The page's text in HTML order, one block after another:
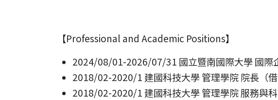
【Professional and Academic Positions】
2024/08/01-2026/07/31 國立暨南國際大學 國際
2018/02-2020/1 建國科技大學 管理學院 院長（借
2018/02-2020/1 建國科技大學 管理學院 服務與科